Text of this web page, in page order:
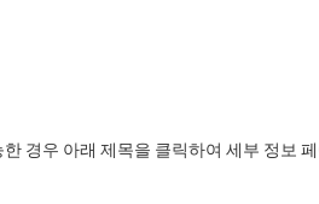
경우 아래 제목을 클릭하여 세부 정보